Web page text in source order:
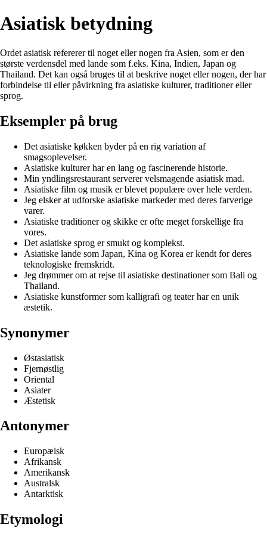
Asiatisk betydning
Ordet asiatisk refererer til noget eller nogen fra Asien, som er den
største verdensdel med lande som f.eks. Kina, Indien, Japan og
Thailand. Det kan også bruges til at beskrive noget eller nogen, der har
forbindelse til eller påvirkning fra asiatiske kulturer, traditioner eller
sprog.
Eksempler på brug
Det asiatiske køkken byder på en rig variation af
smagsoplevelser.
Asiatiske kulturer har en lang og fascinerende historie.
Min yndlingsrestaurant serverer velsmagende asiatisk mad.
Asiatiske film og musik er blevet populære over hele verden.
Jeg elsker at udforske asiatiske markeder med deres farverige
varer.
Asiatiske traditioner og skikke er ofte meget forskellige fra
vores.
Det asiatiske sprog er smukt og komplekst.
Asiatiske lande som Japan, Kina og Korea er kendt for deres
teknologiske fremskridt.
Jeg drømmer om at rejse til asiatiske destinationer som Bali og
Thailand.
Asiatiske kunstformer som kalligrafi og teater har en unik
æstetik.
Synonymer
Østasiatisk
Fjernøstlig
Oriental
Asiater
Æstetisk
Antonymer
Europæisk
Afrikansk
Amerikansk
Australsk
Antarktisk
Etymologi